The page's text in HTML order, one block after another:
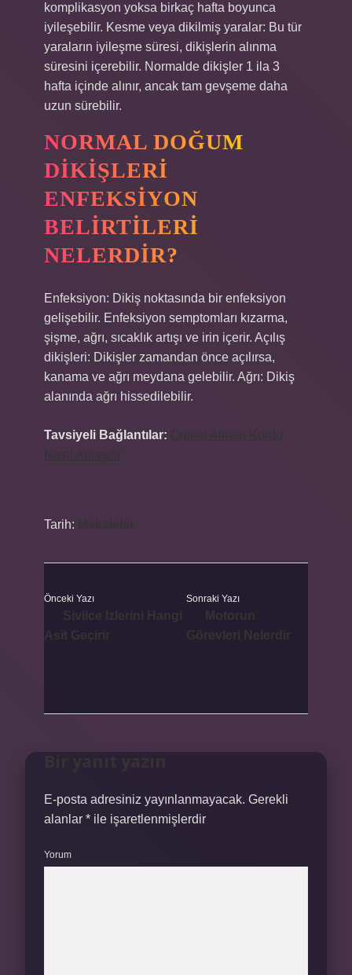
komplikasyon yoksa birkaç hafta boyunca
iyileşebilir. Kesme veya dikilmiş yaralar: Bu tür
yaraların iyileşme süresi, dikişlerin alınma
süresini içerebilir. Normalde dikişler 1 ila 3
hafta içinde alınır, ancak tam gevşeme daha
uzun sürebilir.
NORMAL DOĞUM
DIKIŞLERI
ENFEKSIYON
BELIRTILERI
NELERDIR?
Enfeksiyon: Dikiş noktasında bir enfeksiyon
gelişebilir. Enfeksiyon semptomları kızarma,
şişme, ağrı, sıcaklık artışı ve irin içerir. Açılış
dikişleri: Dikişler zamandan önce açılırsa,
kanama ve ağrı meydana gelebilir. Ağrı: Dikiş
alanında ağrı hissedilebilir.
Tavsiyeli Bağlantılar:
Tarih:
Önceki Yazı Sonraki Yazı
E-posta adresiniz yayınlanmayacak. Gerekli
alanlar * ile işaretlenmişlerdir
Yorum